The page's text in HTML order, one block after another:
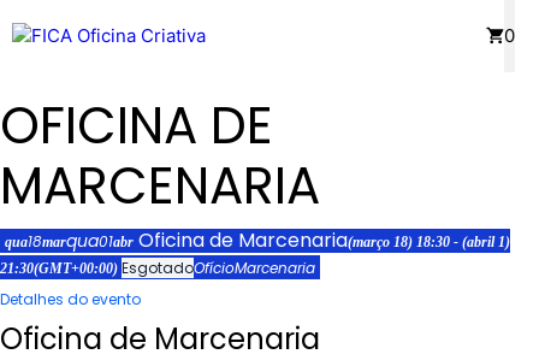
para
conteúdo
0
OFICINA DE
MARCENARIA
qua18marqua01abr Oficina de Marcenaria(março 18) 18:30 - (abril 1)
21:30(GMT+00:00) EsgotadoOfícioMarcenaria
Detalhes do evento
Oficina de Marcenaria